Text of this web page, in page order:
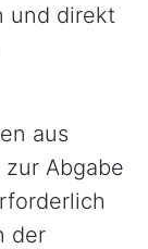
und direkt
aus
Abgabe
der